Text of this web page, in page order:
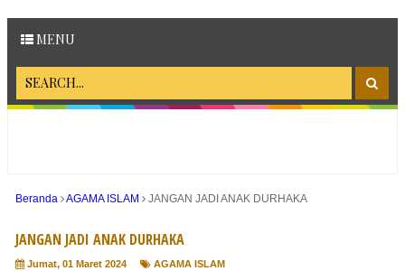
MENU
Beranda AGAMA ISLAM JANGAN JADI ANAK DURHAKA
JANGAN JADI ANAK DURHAKA
Jumat, 01 Maret 2024 AGAMA ISLAM